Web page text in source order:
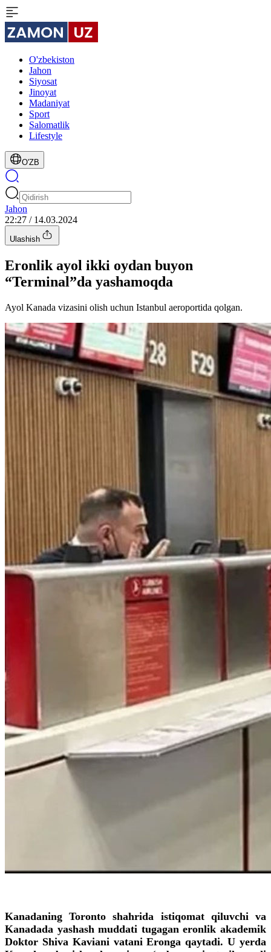
O'zbekiston
Jahon
Siyosat
Jinoyat
Madaniyat
Sport
Salomatlik
Lifestyle
O'ZB
Jahon
22:27 / 14.03.2024
Ulashish
Eronlik ayol ikki oydan buyon
“Terminal”da yashamoqda
Ayol Kanada vizasini olish uchun Istanbul aeroportida qolgan.
Kanadaning Toronto shahrida istiqomat qiluvchi va
Kanadada yashash muddati tugagan eronlik akademik
Doktor Shiva Kaviani vatani Eronga qaytadi. U yerda